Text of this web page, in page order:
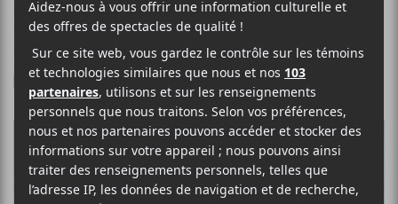
/ FRANCOPHONE
/ HIP HOP / RAP
/ POP
/ PUNK/HARDCORE
/ ROCK
F
A
C
E
B
O
O
K
T
W
I
T
T
E
R
P
A
R
T
A
G
E
R